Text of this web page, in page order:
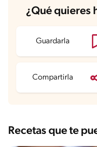
Carbohidratos
Energía 110 kcal
Proteína
Grasas
Sodio 27.9 mg
¿Qué quieres
Guardarla
Compartirla
Recetas que te